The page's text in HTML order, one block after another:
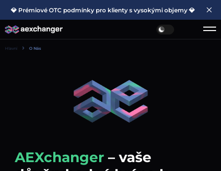
💎 Prémiové OTC podmínky pro klienty s vysokými objemy 💎
Hlavní O Nás
AEXchanger – vaše